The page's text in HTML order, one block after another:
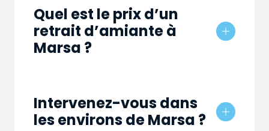
Quel est le prix d’un
retrait d’amiante à
Marsa ?
Intervenez-vous dans
les environs de Marsa ?